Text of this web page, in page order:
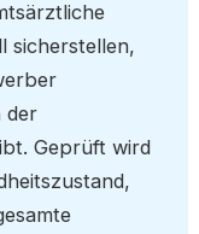
sicherstellen,
der
Geprüft wird